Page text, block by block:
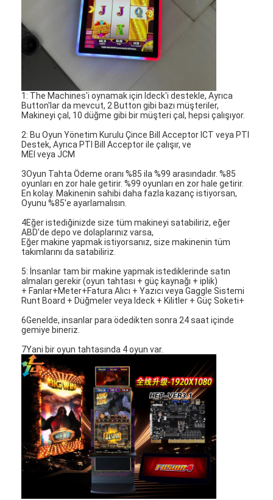
Kalite Kontrolü
Bizimle İletişim
Haberler
Davalar
Slot Oyun Makinesi
Balık Oyun Masaları
Casino Rulet Masası
atari oyun makinesi
Pot Of Gold Oyun Makinesi
1: The Machines'i oynamak için Ideck'i destekle, Ayrıca
Button'lar da mevcut, 2 Button gibi bazı müşteriler,
Makineyi çal, 10 düğme gibi bir müşteri çal, hepsi çalışıyor.
2: Bu Oyun Yönetim Kurulu Çince Bill Acceptor ICT veya PTI
Destek, Ayrıca PTI Bill Acceptor ile çalışır, ve
MEI veya JCM
3Oyun Tahta Ödeme oranı %85 ila %99 arasındadır. %85
oyunları en zor hale getirir. %99 oyunları en zor hale getirir.
En kolay. Makinenin sahibi daha fazla kazanç istiyorsan,
Oyunu %85'e ayarlamalısın.
4Eğer istediğinizde size tüm makineyi satabiliriz, eğer
ABD'de depo ve dolaplarınız varsa,
Eğer makine yapmak istiyorsanız, size makinenin tüm
takımlarını da satabiliriz.
5: İnsanlar tam bir makine yapmak istediklerinde satın
almaları gerekir (oyun tahtası + güç kaynağı + iplik)
+ Fanlar+Meter+Fatura Alıcı + Yazıcı veya Gaggle Sistemi
Runt Board + Düğmeler veya Ideck + Kilitler + Güç Soketi+
6Genelde, insanlar para ödedikten sonra 24 saat içinde
gemiye bineriz.
7Yani bir oyun tahtasında 4 oyun var.